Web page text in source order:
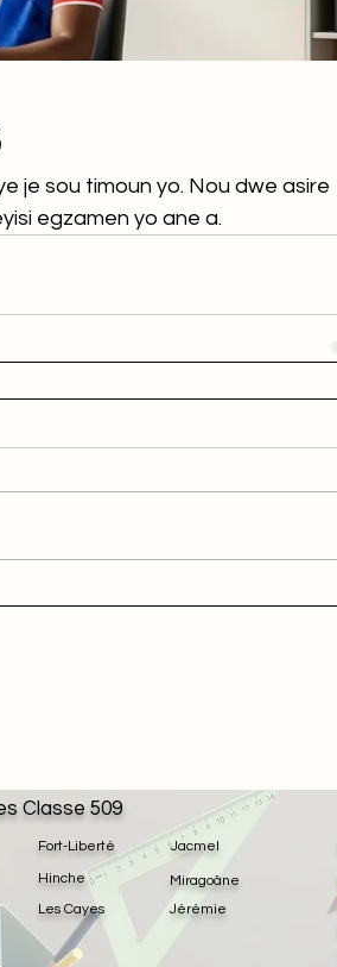
je sou timoun yo. Nou dwe asire
egzamen yo ane a.
Fort-Liberté
Hinche
Les Cayes
Jacmel
Jérémie
Miragoâne
Classe 509